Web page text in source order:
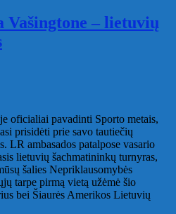
Vašingtone – lietuvių
oficialiai pavadinti Sporto metais,
prisidėti prie savo tautiečių
LR ambasados patalpose vasario
lietuvių šachmatininkų turnyras,
šalies Nepriklausomybės
tarpe pirmą vietą užėmė šio
bei Šiaurės Amerikos Lietuvių